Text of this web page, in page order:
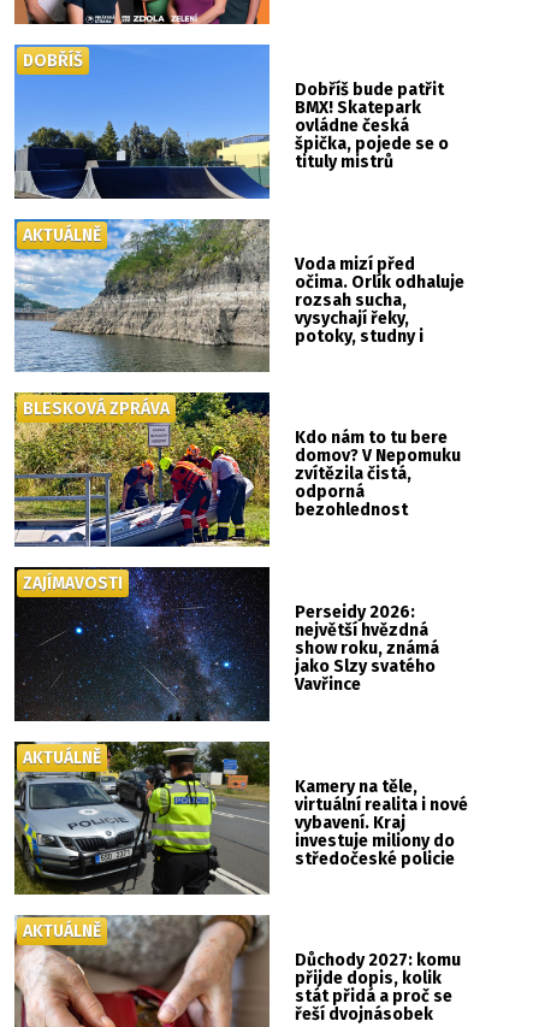
Dobříš bude patřit
BMX! Skatepark
ovládne česká
špička, pojede se o
tituly mistrů
DOBŘÍŠ
Voda mizí před
očima. Orlík odhaluje
rozsah sucha,
vysychají řeky,
potoky, studny i
AKTUÁLNĚ
Kdo nám to tu bere
domov? V Nepomuku
zvítězila čistá,
odporná
bezohlednost
BLESKOVÁ ZPRÁVA
Perseidy 2026:
největší hvězdná
show roku, známá
jako Slzy svatého
Vavřince
ZAJÍMAVOSTI
Kamery na těle,
virtuální realita i nové
vybavení. Kraj
investuje miliony do
středočeské policie
AKTUÁLNĚ
Důchody 2027: komu
přijde dopis, kolik
stát přidá a proč se
řeší dvojnásobek
AKTUÁLNĚ